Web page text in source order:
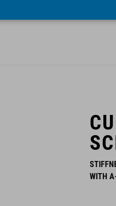
WITH